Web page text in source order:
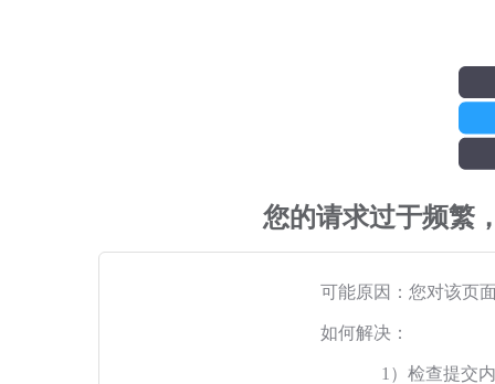
您的请求过于频繁
可能原因：您对该页
如何解决：
1）检查提交